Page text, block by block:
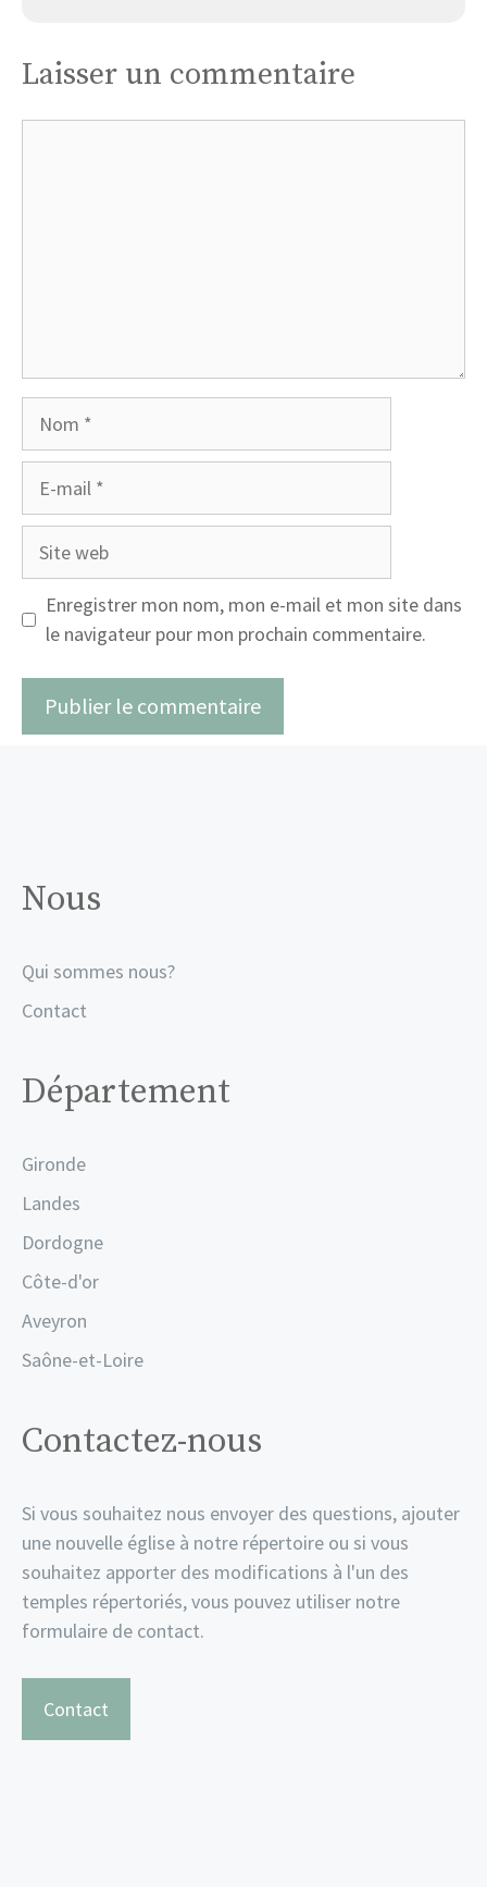
Laisser un commentaire
Site
Enregistrer mon nom, mon e-mail et mon site dans
le navigateur pour mon prochain commentaire.
Nous
Qui sommes nous?
Contact
Département
Gironde
Landes
Dordogne
Côte-d'or
Aveyron
Saône-et-Loire
Contactez-nous
Si vous souhaitez nous envoyer des questions, ajouter
une nouvelle église à notre répertoire ou si vous
souhaitez apporter des modifications à l'un des
temples répertoriés, vous pouvez utiliser notre
formulaire de contact.
Contact